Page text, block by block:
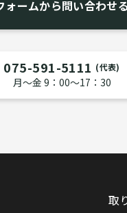
ォームから問い合わせる
075-591-5111 (代表)
月〜金 9：00〜17：30
取